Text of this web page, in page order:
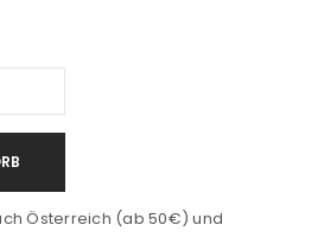
Österreich (ab 50€) und